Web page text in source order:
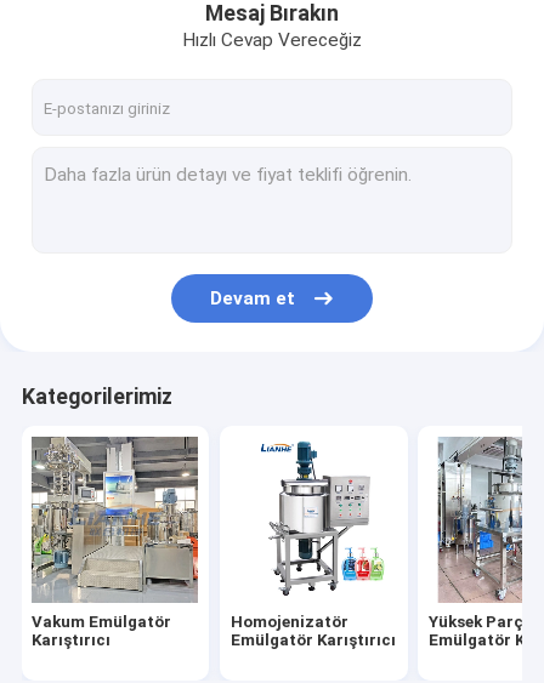
Homojenizatör Emülgatör Karıştırıcı
Yüksek Parçalayıcı Emülgatör Karıştırıcı
şişe etiketleme makinesi
Kozmetik Laboratuvarı Ekipmanları
poşet dolum makinası
Mesaj Bırakın
Hızlı Cevap Vereceğiz
Devam et
Kategorilerimiz
Vakum Emülgatör
Karıştırıcı
Homojenizatör
Emülgatör Karıştırıcı
Yüksek
Emülgatör